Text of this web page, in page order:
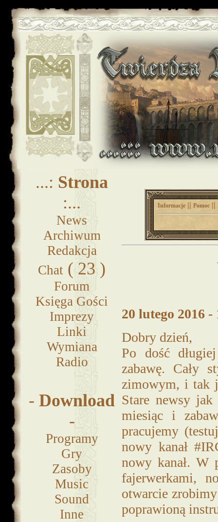
...: Strona
:...
News
Archiwum
Redakcja
Chat ( 23 )
Forum
Księga Gości
Imprezy
Linki
Wymiana
Radio
-Download
-
Programy
Gry
Zasoby
Music
Sound
Inne
Informacje || Pomoc ||
20 lutego 2016 -
Dobry dzień,
Po dość
zabawę. Cały
zimowym, i tak
Stare newsy
miesiąc i
pracujemy
nowy kanał
nowy kanał. W
fajerwerkami,
otwarcie
poprawioną